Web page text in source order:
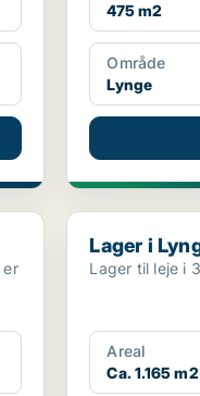
475 m2
Område
Lynge
er
Lager i Lynge
Lager i
Lager til leje i
Areal
Ca. 1.165 m2